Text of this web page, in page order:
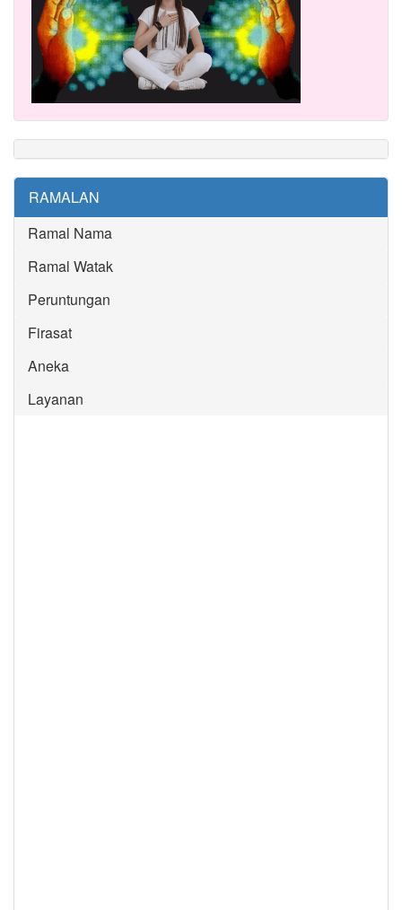
RAMALAN
Ramal Nama
Ramal Watak
Peruntungan
Firasat
Aneka
Layanan